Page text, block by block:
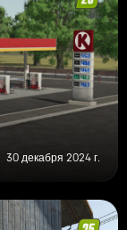
30 декабря 2024 г.